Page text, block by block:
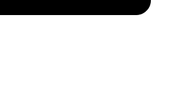
Click-Clack (A393)
Leeresztő Click-Clack